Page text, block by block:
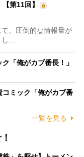
第11回】
、圧倒的な情報量が
し…
「俺がカブ番長！」
ミック「俺がカブ番
一覧を見る